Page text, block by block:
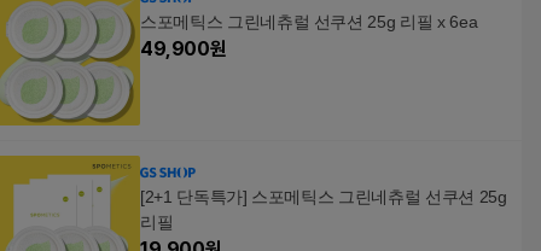
스포메틱스 그린네츄럴 선쿠션 25g 리필 x 6ea
49,900원
[2+1 단독특가] 스포메틱스 그린네츄럴 선쿠션 25g
리필